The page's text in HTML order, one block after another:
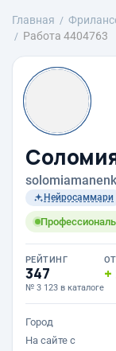
Главная
Работа 4404763
Нейросаммари
РЕЙТИНГ
347
№ 3 123 в каталоге
Город
На сайте с